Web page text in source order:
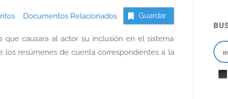
Documentos Relacionados Guardar
causara al actor su inclusión en el sistema
los resúmenes de cuenta correspondientes a la